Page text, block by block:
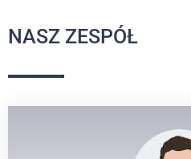
NASZ ZESPÓŁ